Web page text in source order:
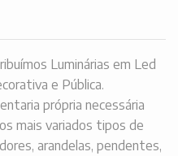
Luminárias em Led
e Pública.
própria necessária
mais variados tipos de
arandelas, pendentes,